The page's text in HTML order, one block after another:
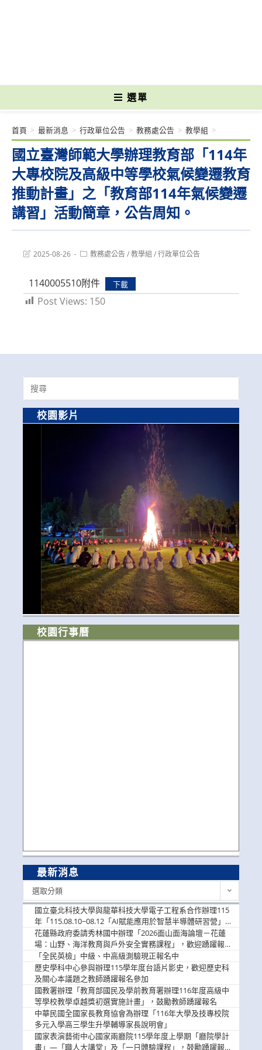
選單
國立臺灣師範大學辦理教育部「114年
大專校院及高級中等學校氣候變遷教育
推動計畫」之「教育部114年氣候變遷
講習」活動簡章，公告周知。
首頁 > 最新消息 > 行政單位公告 > 教務處公告 > 教學組 >
Post2025-08-26
Post教務處公告/教學組 /行政單位公告
1140005510附件 下載
Post Views: 150
Search
for:
校園影片
校園行事曆
最新消息
選取分類
國立臺北科技大學與龍華科技大學電子工程系合作辦理115
年「115.08.10~08.12「AI賦能應用於智慧半導體研習營」，
歡迎學生踴躍報名參加
花蓮縣政府委請秀林國中辦理「2026面山面海論壇－花蓮
場：山野、海洋教育與戶外安全實務課程」，歡迎踴躍報名
參加
「全民英檢」中級、中高級測驗現正報名中
歷史學科中心參與辦理115學年度台語片影史，歡迎歷史科
及關心本議題之教師踴躍報名參加
國教署辦理「教育部國民及學前教育署辦理116年度高級中
等學校教學卓越獎初選實施計畫」，鼓勵教師踴躍報名
中華民國全國家長教育協會為辦理「116年大學及技專校院
多元入學高三學生升學輔導家長說明會」
國家表演藝術中心國家兩廳院115學年度上學期「廳院學計
畫」—「職人大講堂」及「一日體驗課程」，鼓勵踴躍報名